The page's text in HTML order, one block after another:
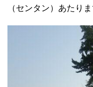
（センタン）あたり